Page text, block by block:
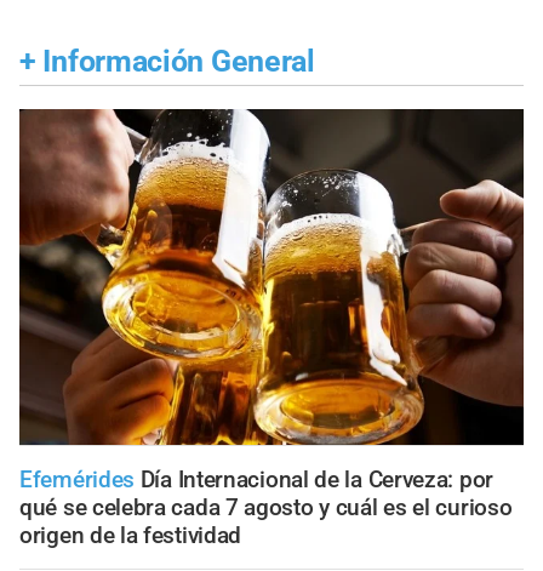
+ Información General
Efemérides Día Internacional de la Cerveza: por
qué se celebra cada 7 agosto y cuál es el curioso
origen de la festividad